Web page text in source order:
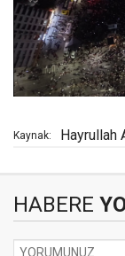
Kaynak: Hayrullah
HABERE